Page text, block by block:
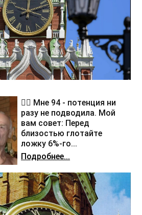
❤️‍🔥 Мне 94 - потенция ни
разу не подводила. Мой
вам совет: Перед
близостью глотайте
ложку 6%-го...
Подробнее...